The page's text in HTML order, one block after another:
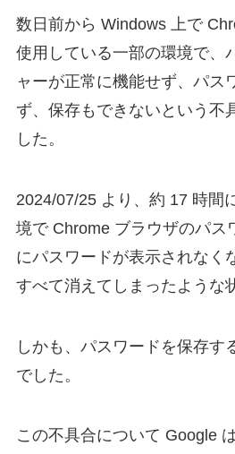
数日前から Windows 上で
使用している一部の環境で、
ャーが正常に機能せず、パス
ず、保存もできないという不
した。
2024/07/25 より、約 17 時間
境で Chrome ブラウザのパス
にパスワードが表示されなく
すべて消えてしまったような
しかも、パスワードを保存す
でした。
この不具合について Google